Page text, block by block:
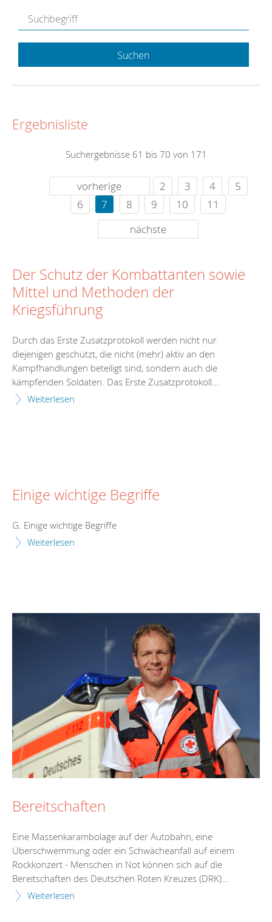
Suchen
Ergebnisliste
Suchergebnisse 61 bis 70 von 171
vorherige 2 3 4
5
6
7 8 9 10
11
nächste
Der Schutz der Kombattanten sowie
Mittel und Methoden der
Kriegsführung
Durch das Erste Zusatzprotokoll werden nicht nur
diejenigen geschützt, die nicht (mehr) aktiv an den
Kampfhandlungen beteiligt sind, sondern auch die
kämpfenden Soldaten. Das Erste Zusatzprotokoll...
Weiterlesen
Einige wichtige Begriffe
G. Einige wichtige Begriffe
Weiterlesen
Bereitschaften
Eine Massenkarambolage auf der Autobahn, eine
Überschwemmung oder ein Schwächeanfall auf einem
Rockkonzert - Menschen in Not können sich auf die
Bereitschaften des Deutschen Roten Kreuzes (DRK)...
Weiterlesen